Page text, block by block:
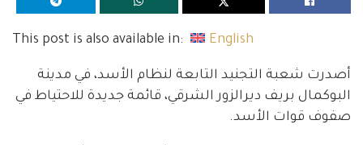
This post is also available in: English
أصدرت شعبة التجنيد التابعة لنظام الأسد، في مدينة
البوكمال بريف ديرالزور الشرقي، قائمة جديدة للاحتياط في
صفوف قوات الأسد.